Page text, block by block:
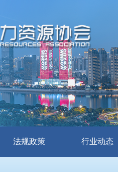
法规政策 行业动态